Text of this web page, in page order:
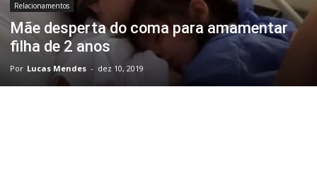
Relacionamentos
Mãe desperta do coma para amamentar
filha de 2 anos
Por Lucas Mendes - dez 10, 2019